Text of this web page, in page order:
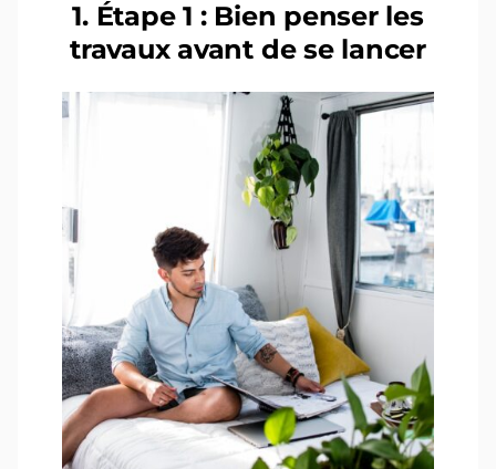
1. Étape 1 : Bien penser les
travaux avant de se lancer